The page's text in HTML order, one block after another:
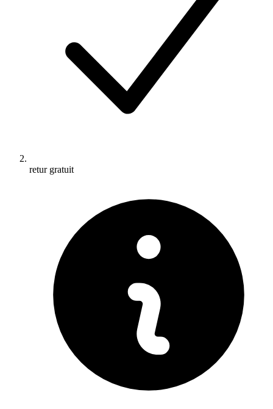
retur gratuit